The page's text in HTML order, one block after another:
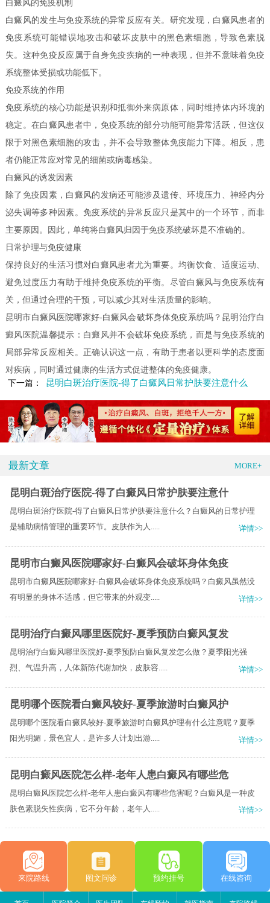
白癜风的免疫机制
白癜风的发生与免疫系统的异常反应有关。研究发现，白癜风患者的
免疫系统可能错误地攻击和破坏皮肤中的黑色素细胞，导致色素脱
失。这种免疫反应属于自身免疫疾病的一种表现，但并不意味着免疫
系统整体受损或功能低下。
免疫系统的作用
免疫系统的核心功能是识别和抵御外来病原体，同时维持体内环境的
稳定。在白癜风患者中，免疫系统的部分功能可能异常活跃，但这仅
限于对黑色素细胞的攻击，并不会导致整体免疫能力下降。相反，患
者仍能正常应对常见的细菌或病毒感染。
白癜风的诱发因素
除了免疫因素，白癜风的发病还可能涉及遗传、环境压力、神经内分
泌失调等多种因素。免疫系统的异常反应只是其中的一个环节，而非
主要原因。因此，单纯将白癜风归因于免疫系统破坏是不准确的。
日常护理与免疫健康
保持良好的生活习惯对白癜风患者尤为重要。均衡饮食、适度运动、
避免过度压力有助于维持免疫系统的平衡。尽管白癜风与免疫系统有
关，但通过合理的干预，可以减少其对生活质量的影响。
昆明市白癜风医院哪家好-白癜风会破坏身体免疫系统吗？昆明治疗白
癜风医院温馨提示：白癜风并不会破坏免疫系统，而是与免疫系统的
局部异常反应相关。正确认识这一点，有助于患者以更科学的态度面
对疾病，同时通过健康的生活方式促进整体的免疫健康。
下一篇：
昆明白斑治疗医院-得了白癜风日常护肤要注意什么
最新文章 MORE+
昆明白斑治疗医院-得了白癜风日常护肤要注意什
昆明白斑治疗医院-得了白癜风日常护肤要注意什么？白癜风的日常护理
是辅助病情管理的重要环节。皮肤作为人.....
详情>>
昆明市白癜风医院哪家好-白癜风会破坏身体免疫
昆明市白癜风医院哪家好-白癜风会破坏身体免疫系统吗？白癜风虽然没
有明显的身体不适感，但它带来的外观变.....
详情>>
昆明治疗白癜风哪里医院好-夏季预防白癜风复发
昆明治疗白癜风哪里医院好-夏季预防白癜风复发怎么做？夏季阳光强
烈、气温升高，人体新陈代谢加快，皮肤容.....
详情>>
昆明哪个医院看白癜风较好-夏季旅游时白癜风护
昆明哪个医院看白癜风较好-夏季旅游时白癜风护理有什么注意呢？夏季
阳光明媚，景色宜人，是许多人计划出游.....
详情>>
昆明白癜风医院怎么样-老年人患白癜风有哪些危
昆明白癜风医院怎么样-老年人患白癜风有哪些危害呢？白癜风是一种皮
肤色素脱失性疾病，它不分年龄，老年人.....
详情>>
来院路线 图文问诊 预约挂号 在线咨询